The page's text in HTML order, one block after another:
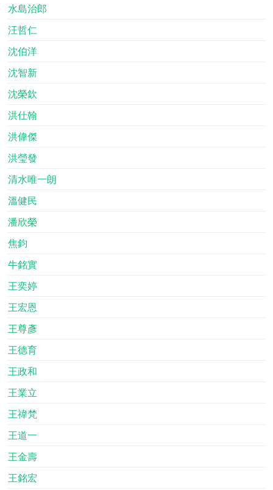
水島治郎
汪哲仁
沈伯洋
沈智新
沈榮欽
洪仕翰
洪偉傑
洪瑩發
清水唯一朗
溫健民
潘欣榮
焦鈞
牛銘實
王奕婷
王宏恩
王尊彥
王德育
王政和
王業立
王禕梵
王道一
王金壽
王銘宏